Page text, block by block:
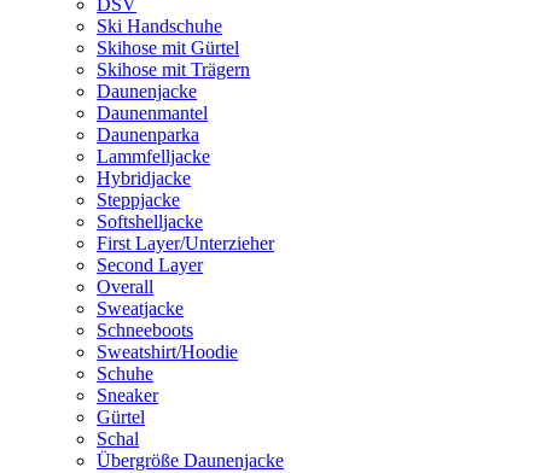
DSV
Ski Handschuhe
Skihose mit Gürtel
Skihose mit Trägern
Daunenjacke
Daunenmantel
Daunenparka
Lammfelljacke
Hybridjacke
Steppjacke
Softshelljacke
First Layer/Unterzieher
Second Layer
Overall
Sweatjacke
Schneeboots
Sweatshirt/Hoodie
Schuhe
Sneaker
Gürtel
Schal
Übergröße Daunenjacke